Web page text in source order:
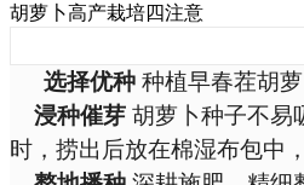
胡萝卜高产栽培四注意
选择优种 种植早春茬胡
浸种催芽 胡萝卜种子不易
时，捞出后放在棉湿布包中